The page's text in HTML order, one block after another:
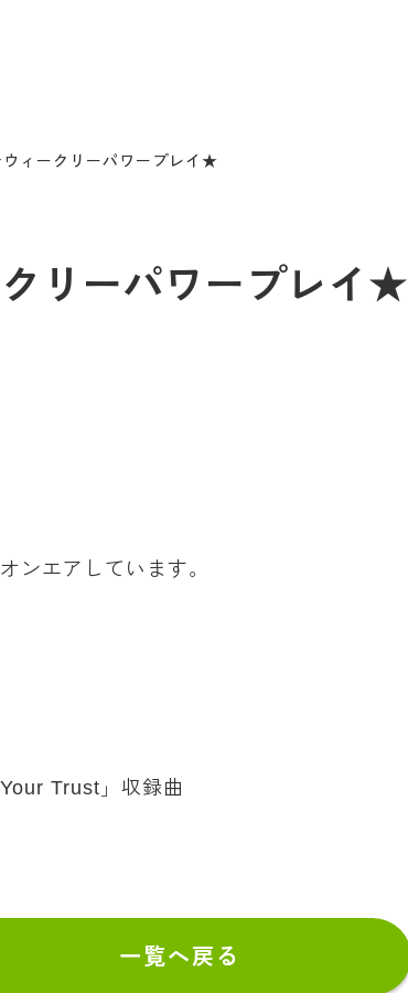
ィークリーパワープレイ★
リーパワープレイ★
ンエアしています。
Trust」収録曲
一覧へ戻る